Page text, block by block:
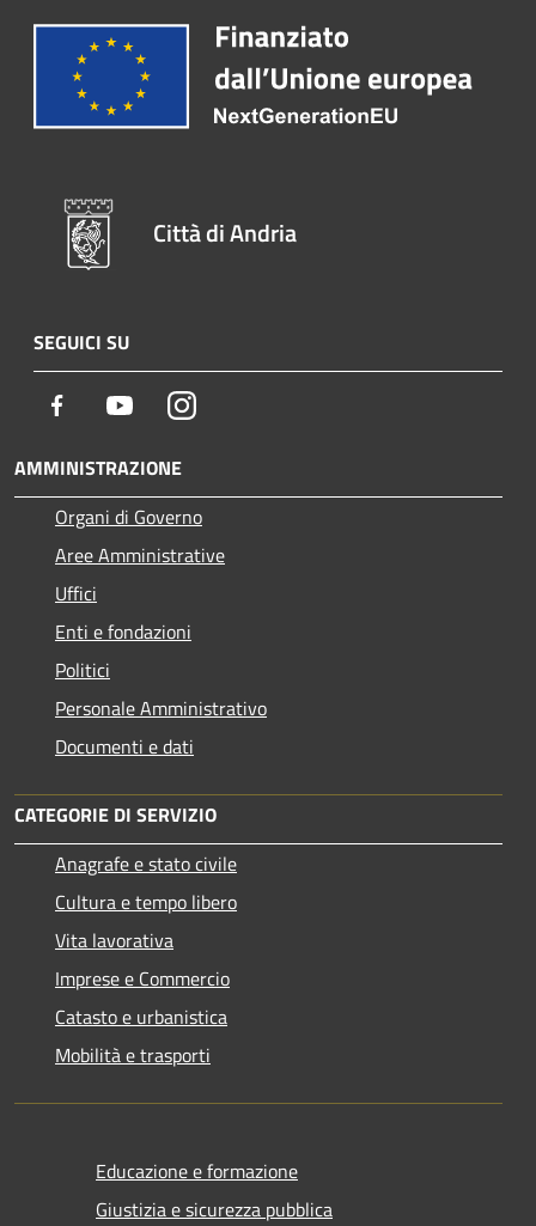
Città di Andria
SEGUICI SU
Facebook YoutubeInstagram
AMMINISTRAZIONE
Organi di Governo
Aree Amministrative
Uffici
Enti e fondazioni
Politici
Personale Amministrativo
Documenti e dati
CATEGORIE DI SERVIZIO
Anagrafe e stato civile
Cultura e tempo libero
Vita lavorativa
Imprese e Commercio
Catasto e urbanistica
Mobilità e trasporti
Educazione e formazione
Giustizia e sicurezza pubblica